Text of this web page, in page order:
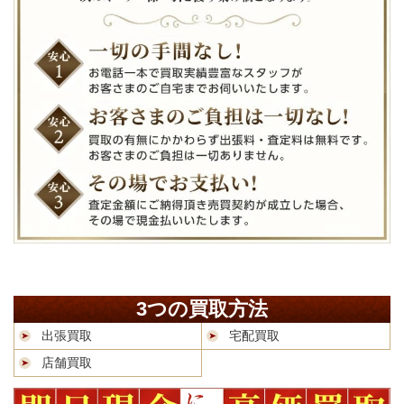
3つの買取方法
出張買取
宅配買取
店舗買取